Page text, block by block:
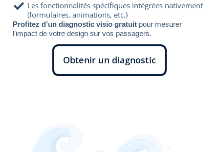
Les fonctionnalités spécifiques intégrées nativement
(formulaires, animations, etc.)
Profitez d’un diagnostic visio gratuit pour mesurer
l’impact de votre design sur vos passagers.
Obtenir un diagnostic